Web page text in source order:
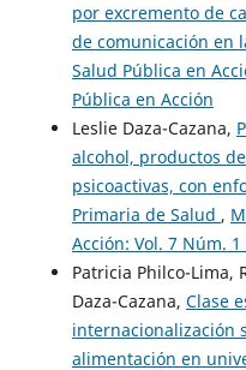
por excremento de
de comunicación en
Salud Pública en
Pública en Acción
Leslie Daza-Cazana,
alcohol, productos
psicoactivas, con
Primaria de Salud ,
Acción: Vol. 7 Núm.
Patricia Philco-Lima,
Daza-Cazana, Clase
internacionalización
alimentación en